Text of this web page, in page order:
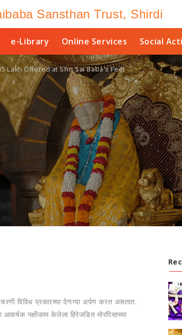
Sansthan Trust, Shirdi
e-Library Online Services Social
Lakh Offered at Shri Sai Baba's Feet
चरणी विविध प्रकारच्या देणग्या अर्पण करत असतात.
नक्षीकाम केलेला हिरेजडित मोरपिसाच्या